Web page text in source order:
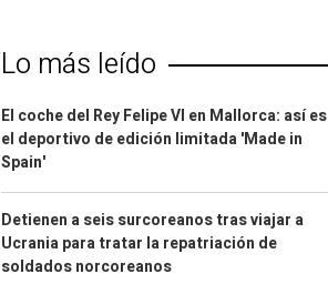
Lo más leído
El coche del Rey Felipe VI en Mallorca: así es
el deportivo de edición limitada 'Made in
Spain'
Detienen a seis surcoreanos tras viajar a
Ucrania para tratar la repatriación de
soldados norcoreanos